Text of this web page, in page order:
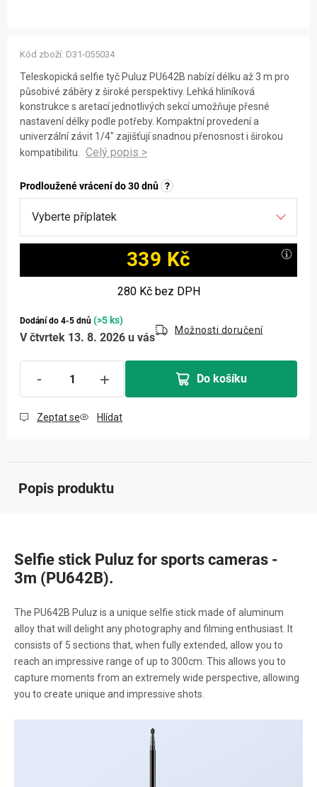
Teleskopická selfie tyč Puluz PU642B nabízí délku až 3 m pro
působivé záběry z široké perspektivy. Lehká hliníková
konstrukce s aretací jednotlivých sekcí umožňuje přesné
nastavení délky podle potřeby. Kompaktní provedení a
univerzální závit 1/4" zajišťují snadnou přenosnost i širokou
kompatibilitu.
Prodloužené vrácení do 30 dnů ?
339 Kč
280 Kčbez DPH
Dodání do 4-5 dnů (>5 ks)
V čtvrtek 13. 8. 2026 u vás
Možnosti doručení
Do košíku
Kód zboží: D31-055034
Zeptat se Hlídat
Popis produktu
Selfie stick Puluz for sports cameras -
3m (PU642B).
The PU642B Puluz is a unique selfie stick made of aluminum
alloy that will delight any photography and filming enthusiast. It
consists of 5 sections that, when fully extended, allow you to
reach an impressive range of up to 300cm. This allows you to
capture moments from an extremely wide perspective, allowing
you to create unique and impressive shots.